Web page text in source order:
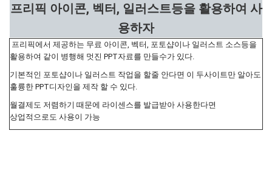
프리픽 아이콘, 벡터, 일러스트등을 활용하여 사
용하자
프리픽에서 제공하는 무료 아이콘, 벡터, 포토샵이나 일러스트 소스등을
활용하여 같이 병행해 멋진 PPT자료를 만들수가 있다.
기본적인 포토샵이나 일러스트 작업을 할줄 안다면 이 두사이트만 알아도
훌륭한 PPT디자인을 제작 할 수 있다.
월결제도 저렴하기 때문에 라이센스를 발급받아 사용한다면
상업적으로도 사용이 가능